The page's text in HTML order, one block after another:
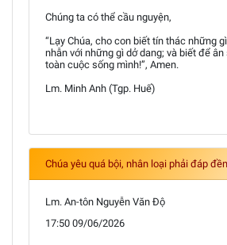
Chúng ta có thể cầu nguyện,
“Lạy Chúa, cho con biết tín thác những
nhẫn với những gì dở dang; và biết để
toàn cuộc sống mình!”, Amen.
Lm. Minh Anh (Tgp. Huế)
Chúa yêu quá bội, nhân loại phải đáp đền
Lm. An-tôn Nguyễn Văn Độ
17:50 09/06/2026